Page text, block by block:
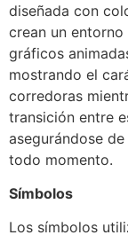
diseñada con
crean un
gráficos
mostrando el
corredoras
transición entre
asegurándose
todo momento.
Símbolos
Los símbolos